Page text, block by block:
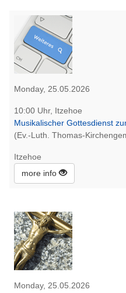
Monday, 25.05.2026
10:00 Uhr, Itzehoe
Musikalischer Gottesdienst
(Ev.-Luth. Thomas-
Itzehoe
more info
Monday, 25.05.2026